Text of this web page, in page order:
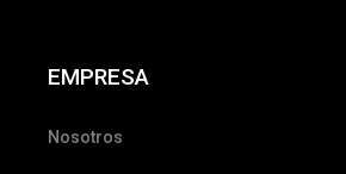
EMPRESA
Nosotros